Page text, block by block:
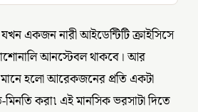
একজন নারী আইডেন্টিটি ক্রাইসিসে
আনস্টেবল থাকবে। আর
হলো আরেকজনের প্রতি একটা
করা৷ এই মানসিক ভরসাটা দিতে